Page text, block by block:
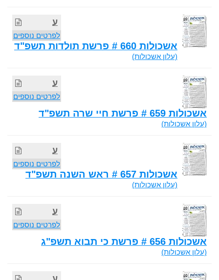
ע
לפרטים נוספים
אשכולות 660 # פרשת תולדות תשפ"ד
(עלון אשכולות)
ע
לפרטים נוספים
אשכולות 659 # פרשת חיי שרה תשפ"ד
(עלון אשכולות)
ע
לפרטים נוספים
אשכולות 657 # ראש השנה תשפ"ד
(עלון אשכולות)
ע
לפרטים נוספים
אשכולות 656 # פרשת כי תבוא תשפ"ג
(עלון אשכולות)